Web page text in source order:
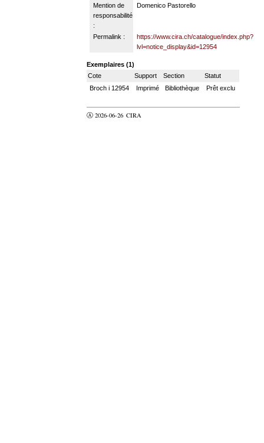
Mention de
responsabilité
:
Domenico Pastorello
Permalink :
https://www.cira.ch/catalogue/index.php?
lvl=notice_display&id=12954
Exemplaires (1)
Cote
Support Section
Statut
Broch i 12954
Imprimé Bibliothèque Prêt exclu
Ⓐ 2026-06-26 CIRA